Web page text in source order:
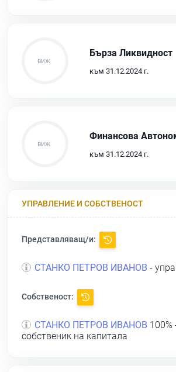
Бърза Ликвидност
към 31.12.2024 г.
Финансова
към 31.12.2024 г.
УПРАВЛЕНИЕ И СОБСТВЕНОСТ
Представляващ/и:
СТАНКО ПЕТРОВ ИВАНОВ -
Собственост:
СТАНКО ПЕТРОВ ИВАНОВ 100%
собственик на капитала